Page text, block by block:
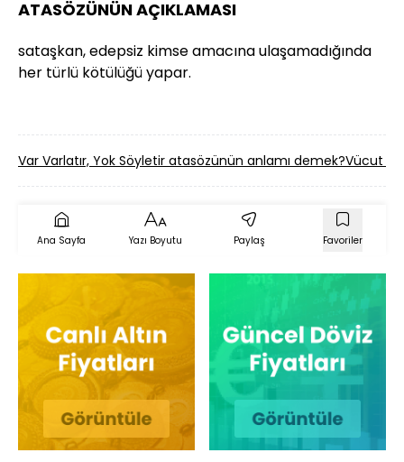
ATASÖZÜNÜN AÇIKLAMASI
sataşkan, edepsiz kimse amacına ulaşamadığında
her türlü kötülüğü yapar.
Var Varlatır, Yok Söyletir atasözünün anlamı demek?Vücut
Ana Sayfa Yazı Boyutu Paylaş Favoriler